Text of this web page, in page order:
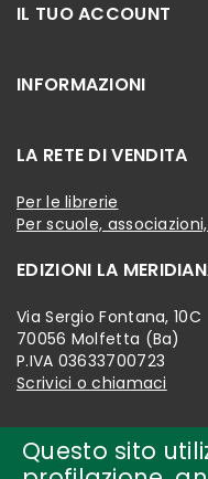
Questo sito
IL TUO ACCOUNT
INFORMAZIONI
LA RETE DI VENDITA
Per le librerie
Per scuole,
EDIZIONI LA
Via Sergio Fontana, 10C
70056 Molfetta (Ba)
P.IVA 03633700723
Scrivici o chiamaci